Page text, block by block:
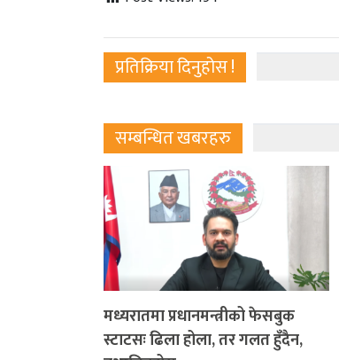
प्रतिक्रिया दिनुहोस !
सम्बन्धित खबरहरु
मध्यरातमा प्रधानमन्त्रीको फेसबुक
स्टाटसः ढिला होला, तर गलत हुँदैन,